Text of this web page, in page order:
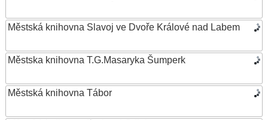
Městská knihovna Slavoj ve Dvoře Králové nad Labem
Městska knihovna T.G.Masaryka Šumperk
Městská knihovna Tábor